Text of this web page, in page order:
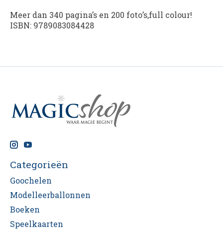
Meer dan 340 pagina’s en 200 foto’s,full colour!
ISBN: 9789083084428
Categorieën
Goochelen
Modelleerballonnen
Boeken
Speelkaarten